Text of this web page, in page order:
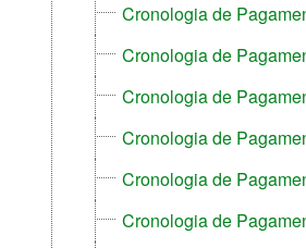
Cronologia de
Cronologia de
Cronologia de
Cronologia de
Cronologia de
Cronologia de